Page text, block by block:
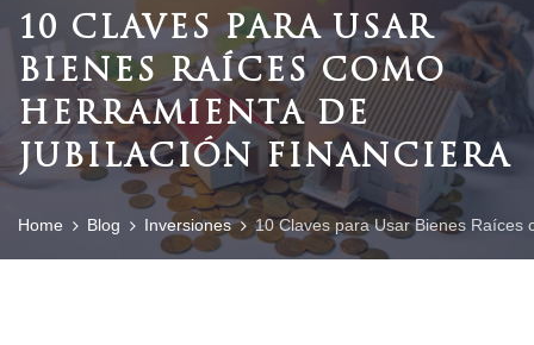
10 CLAVES PARA USAR
BIENES RAÍCES COMO
HERRAMIENTA DE
JUBILACIÓN FINANCIERA
Home Blog Inversiones 10 Claves para Usar Bienes Raíces